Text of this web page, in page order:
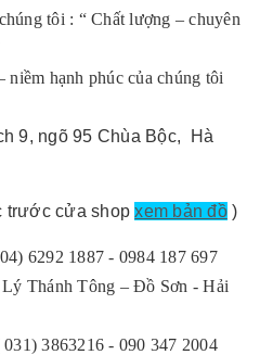
tôi : “ Chất lượng – chuyên
niềm hạnh phúc của chúng tôi
9, ngõ 95 Chùa Bộc, Hà
trước cửa shopxem bản đồ)
1887 - 0984 187 697
Lý Thánh Tông – Đồ Sơn - Hải
- 090 347 2004